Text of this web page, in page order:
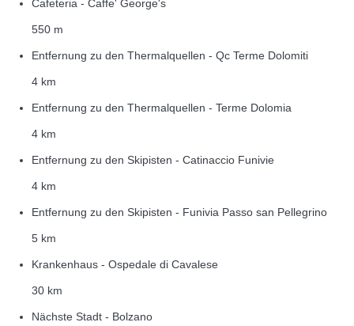
Cafeteria - Caffe' George's
550 m
Entfernung zu den Thermalquellen - Qc Terme Dolomiti
4 km
Entfernung zu den Thermalquellen - Terme Dolomia
4 km
Entfernung zu den Skipisten - Catinaccio Funivie
4 km
Entfernung zu den Skipisten - Funivia Passo san Pellegrino
5 km
Krankenhaus - Ospedale di Cavalese
30 km
Nächste Stadt - Bolzano